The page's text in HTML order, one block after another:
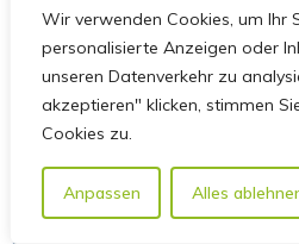
Wir verwenden Cookies, um Ihr
personalisierte Anzeigen oder
unseren Datenverkehr zu
akzeptieren" klicken, stimmen
Cookies zu.
Anpassen Alles